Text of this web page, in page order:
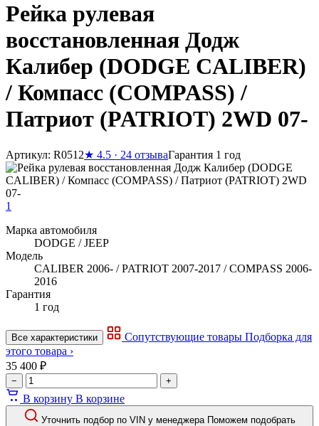
Рейка рулевая
восстановленная Додж
Калибер (DODGE CALIBER)
/ Компасс (COMPASS) /
Патриот (PATRIOT) 2WD 07-
Артикул: R0512★ 4.5 · 24 отзываГарантия 1 год
1
Марка автомобиля
DODGE / JEEP
Модель
CALIBER 2006- / PATRIOT 2007-2017 / COMPASS 2006-
2016
Гарантия
1 год
Все характеристики Сопутствующие товары Подборка для
этого товара ›
35 400 ₽
− +
В корзину В корзине
Уточнить подбор по VIN у менеджера Поможем подобрать